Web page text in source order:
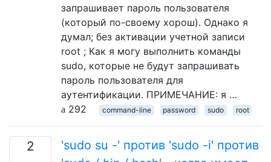
запрашивает пароль пользователя
(который по-своему хорош). Однако я
думал; без активации учетной записи
root ; Как я могу выполнить команды
sudo, которые не будут запрашивать
пароль пользователя для
аутентификации. ПРИМЕЧАНИЕ: я …
292
command-line password sudo root
2
'sudo su -' против 'sudo -i' против